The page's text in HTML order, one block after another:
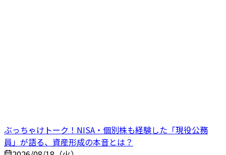
ぶっちゃけトーク！NISA・個別株も経験した「現役公務
員」が語る、資産形成の本音とは？